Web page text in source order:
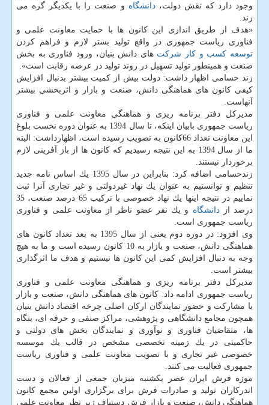
وجود دارد كه نقش دولت،دانشگاه و صنعت را با یكدیگر گره می
زند.
«هدف از طریق اندازی این كانون ها با حمایت معاونت علمی و
فناوری ریاست جمهوری در واقع تولید بستر لازم و فراهم كردن
توسعه كسب و كار شركت های دانش بنیان، ورود فناوری به بخش
صنعت و همینطور تولید تسهیل در روند تولید در عرصه رقابت است».
زند حسامی اظهار داشت: دولت بیش از كمیت بیشتر بدنبال افزایش
كیفی كانون های هماهنگی دانش، صنعت و بازار و اثربخشی بیشتر
آنهاست.
مدیركل دفتر برنامه ریزی و هماهنگی معاونت علمی و فناوری
ریاست جمهوری بابیان اینكه، تا سال 1394 به عنوان دوره نخست بلوغ
این معاونت تعداد 66كانون به تصویب رسیده است، اظهارداشت: البته
ما از سال 1394 به این نتیجه رسیدیم كه كانون ها از باز آفرینی لازم
برخوردار نیستند.
زندحسامی اضافه كرد: بنابراین در سال 1395 یك اساس نامه جدید
تنظیم و توانستیم به عنوان یك نهاد غیردولتی و غیر تجاری آنرا ثبت
نماییم در نتیجه اینها یك نهاد خصوصی با تركیب 65 درصد صنعت، 35
درصد ازدانشگاه و یك نفر عضو ناظر از معاونت علمی و فناوری
ریاست جمهوری است.
وی افزود: در دوره دوم یعنی از سال 1395 به بعد تعداد كانون های
هماهنگی دانش، صنعت و بازار به 10 كانون رسیده است و ما به هیچ
وجه به دنبال افزایش كمی این كانون ها نیستیم و هدف ما اثرگذاری
بیشتر است.
مدیركل دفتر برنامه ریزی و هماهنگی معاونت علمی و فناوری
ریاست جمهوری ادامه داد: كانون های هماهنگی دانش، صنعت و بازار
با مشاركت و حضور نمایندگان اركان اصلی چرخه اقتصاد دانش بنیان
همچون مجامع دانشگاهی و پژوهشی، مراكز صنفی و حرفه ای، بنگاه
ها، متقاضیان فناوری و نوآوری و نمایندگان بخش های دولتی و
حاكمیتی در یك زمینه تخصصی مشخص در قالب یك موسسه
خصوصی غیر تجاری و با تصویب معاونت علمی و فناوری ریاست
جمهوری فعالیت می‏ كنند.
موزه فرش ایران عصر یكشنبه میزبان جمعی از فعالان و دست
اندركاران تولید و صادرات فرش برای برگزاری اولین مجمع كانون
هماهنگی دانش، صنعت و بازار فرش دستباف زیر نظر معاونت علمی